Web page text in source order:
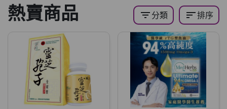
熱賣商品 filter_list分類 sort排序